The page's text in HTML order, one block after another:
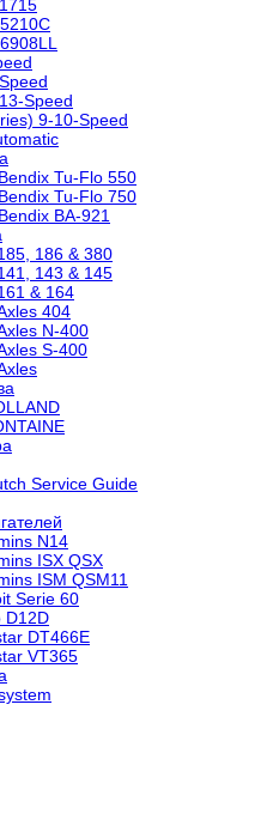
Speed
9-10-Speed
Tu-Flo 550
Tu-Flo 750
BA-921
186 & 380
143 & 145
& 164
404
N-400
S-400
Service Guide
N14
ISX QSX
ISM QSM11
Serie 60
D12D
DT466E
VT365